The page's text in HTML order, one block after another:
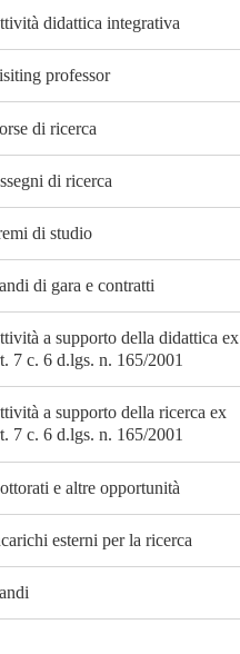
didattica integrativa
professor
di ricerca
di ricerca
di studio
di gara e contratti
a supporto della didattica ex
7 c. 6 d.lgs. n. 165/2001
a supporto della ricerca ex
7 c. 6 d.lgs. n. 165/2001
e altre opportunità
esterni per la ricerca